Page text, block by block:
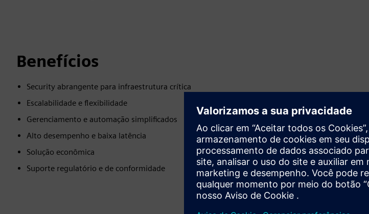
Benefícios
Security abrangente para infraestrutura crítica
Escalabilidade e flexibilidade
Gerenciamento e automação simplificados
Alto desempenho e baixa latência
Solução econômica
Suporte regulatório e de conformidade